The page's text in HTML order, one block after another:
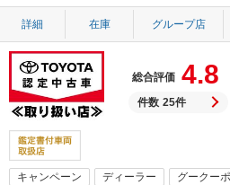
詳細 在庫 グループ店
総合評価 4.8
件数 25件
キャンペーン ディーラー グークー